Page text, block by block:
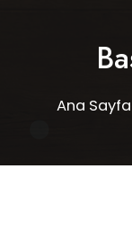
Ana Sayfa